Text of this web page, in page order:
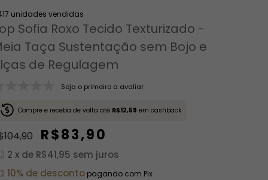
unidades vendidas
Sofia Roxo Tecido Texturizado -
Taça Sustentação sem Bojo e
de Regulagem
Seja o primeiro a avaliar
Compre e receba de volta até R$12,59 em cashback
R$83,90
2 x de R$41,95 sem juros
10% de descontopagando com Pix